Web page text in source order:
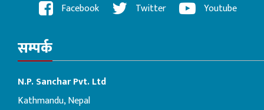
Facebook Twitter Youtube
सम्पर्क
N.P. Sanchar Pvt. Ltd
Kathmandu, Nepal